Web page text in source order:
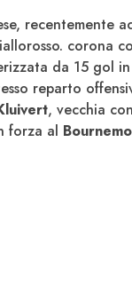
recentemente
corona
da 15 gol
reparto
, vecchia
forza al